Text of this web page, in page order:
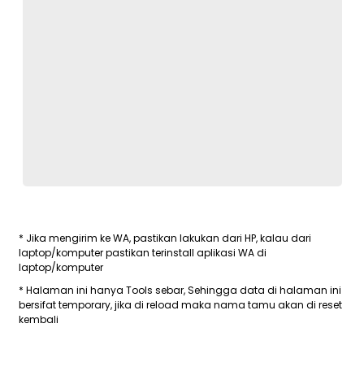
* Jika mengirim ke WA, pastikan lakukan dari HP, kalau dari
laptop/komputer pastikan terinstall aplikasi WA di
laptop/komputer
* Halaman ini hanya Tools sebar, Sehingga data di halaman ini
bersifat temporary, jika di reload maka nama tamu akan di reset
kembali